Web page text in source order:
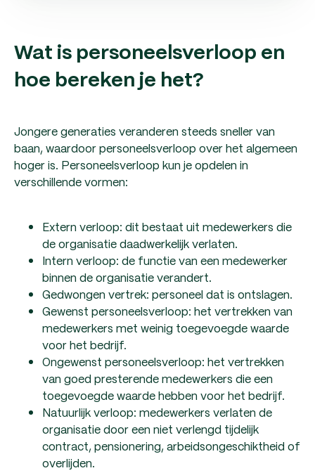
Wat is personeelsverloop en
hoe bereken je het?
Jongere generaties veranderen steeds sneller van
baan, waardoor personeelsverloop over het algemeen
hoger is. Personeelsverloop kun je opdelen in
verschillende vormen:
Extern verloop: dit bestaat uit medewerkers die
de organisatie daadwerkelijk verlaten.
Intern verloop: de functie van een medewerker
binnen de organisatie verandert.
Gedwongen vertrek: personeel dat is ontslagen.
Gewenst personeelsverloop: het vertrekken van
medewerkers met weinig toegevoegde waarde
voor het bedrijf.
Ongewenst personeelsverloop: het vertrekken
van goed presterende medewerkers die een
toegevoegde waarde hebben voor het bedrijf.
Natuurlijk verloop: medewerkers verlaten de
organisatie door een niet verlengd tijdelijk
contract, pensionering, arbeidsongeschiktheid of
overlijden.